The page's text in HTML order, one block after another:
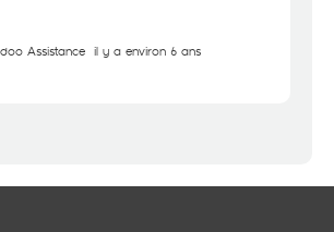
Assistance il y a environ 6 ans